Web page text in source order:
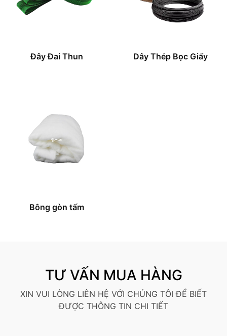
Đây Đai Thun Dây Thép Bọc Giấy
Bông gòn tấm
TƯ VẤN MUA HÀNG
XIN VUI LÒNG LIÊN HỆ VỚI CHÚNG TÔI ĐỂ BIẾT
ĐƯỢC THÔNG TIN CHI TIẾT